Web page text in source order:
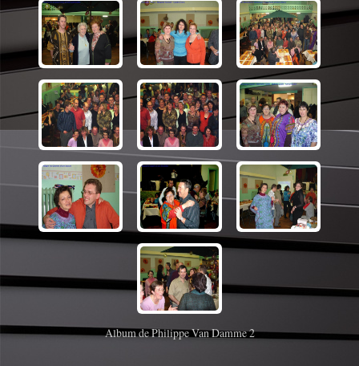
Album de Philippe Van Damme 2